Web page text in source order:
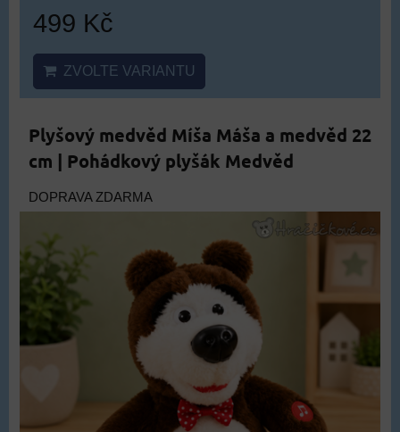
499 Kč
ZVOLTE VARIANTU
Plyšový medvěd Míša Máša a medvěd 22
cm | Pohádkový plyšák Medvěd
DOPRAVA ZDARMA